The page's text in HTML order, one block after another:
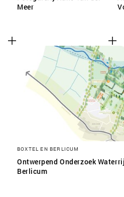
Meer
BOXTEL EN BERLICUM
Ontwerpend Onderzoek
Berlicum